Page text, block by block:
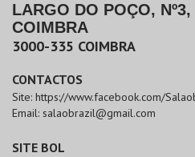
LARGO DO POÇO, Nº3,
COIMBRA
3000-335 COIMBRA
CONTACTOS
Site: https://www.facebook.com/
Email: salaobrazil@gmail.com
SITE BOL